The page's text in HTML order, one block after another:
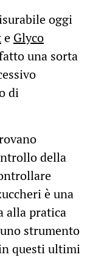
oggi
e Glyco
una sorta
di
della
è una
alla pratica
strumento
questi ultimi